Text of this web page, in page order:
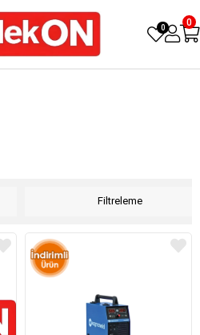
0 0
Filtreleme